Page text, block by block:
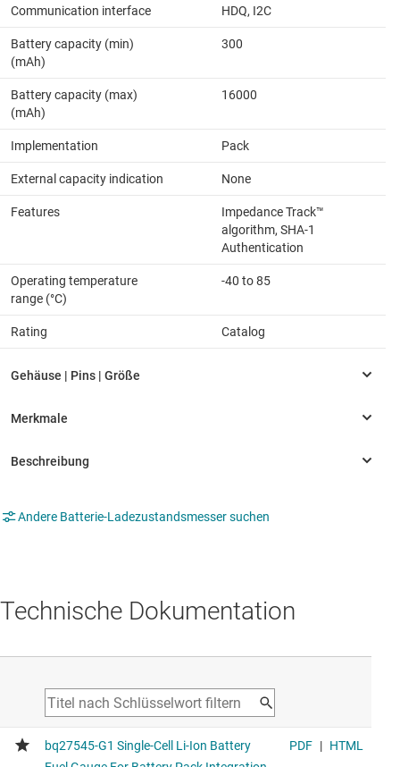
Communication interface HDQ, I2C
Battery capacity (min)
(mAh)
300
Battery capacity (max)
(mAh)
16000
Implementation Pack
External capacity indication None
Features
Impedance Track™
algorithm, SHA-1
Authentication
Operating temperature
range (°C)
-40 to 85
Rating Catalog
Andere Batterie-Ladezustandsmesser suchen
Technische Dokumentation